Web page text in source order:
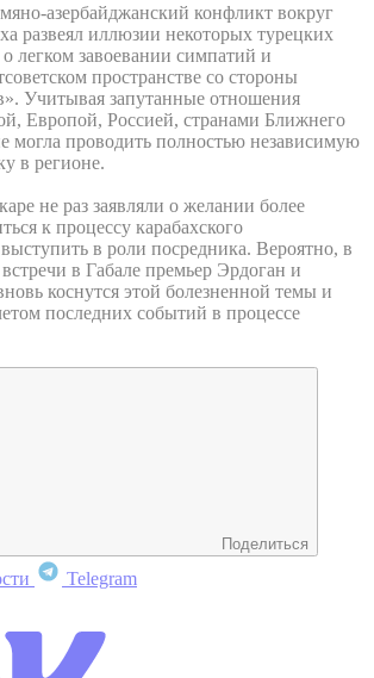
азербайджанский конфликт вокруг
развеял иллюзии некоторых турецких
легком завоевании симпатий и
пространстве со стороны
Учитывая запутанные отношения
Европой, Россией, странами Ближнего
могла проводить полностью независимую
в регионе.
не раз заявляли о желании более
к процессу карабахского
в роли посредника. Вероятно, в
в Габале премьер Эрдоган и
коснутся этой болезненной темы и
последних событий в процессе
Поделиться
Telegram